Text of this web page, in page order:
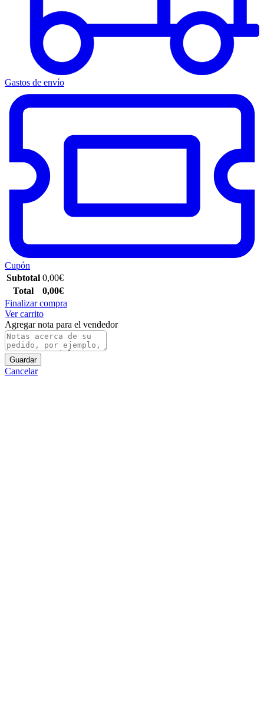
Gastos de envío
Cupón
Subtotal 0,00€
Total
0,00€
Finalizar compra
Ver carrito
Agregar nota para el vendedor
Guardar
Cancelar